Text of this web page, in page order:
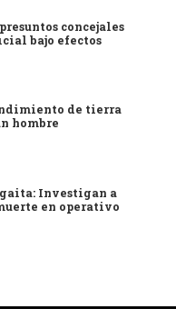
concejales
bajo efectos
de tierra
hombre
Investigan a
en operativo